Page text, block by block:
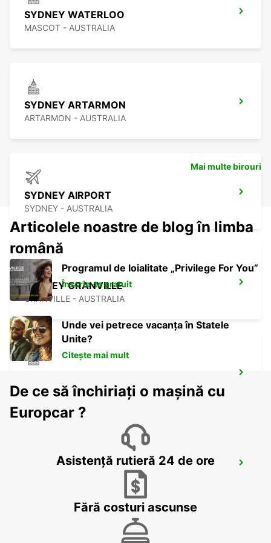
SYDNEY WATERLOO
MASCOT - AUSTRALIA
SYDNEY ARTARMON
ARTARMON - AUSTRALIA
SYDNEY AIRPORT
SYDNEY - AUSTRALIA
SYDNEY GRANVILLE
GRANVILLE - AUSTRALIA
MILPERRA - AUSTRALIA
SYDNEY CAMPBELLTOWN
CAMPBELLTOWN - AUSTRALIA
Mai multe birouri
Articolele noastre de blog în limba
română
Programul de loialitate „Privilege For You”
Înscrie-te gratuit
Unde vei petrece vacanța în Statele
Unite?
Citește mai mult
De ce să închiriați o mașină cu
Europcar ?
Asistență rutieră 24 de ore
Fără costuri ascunse